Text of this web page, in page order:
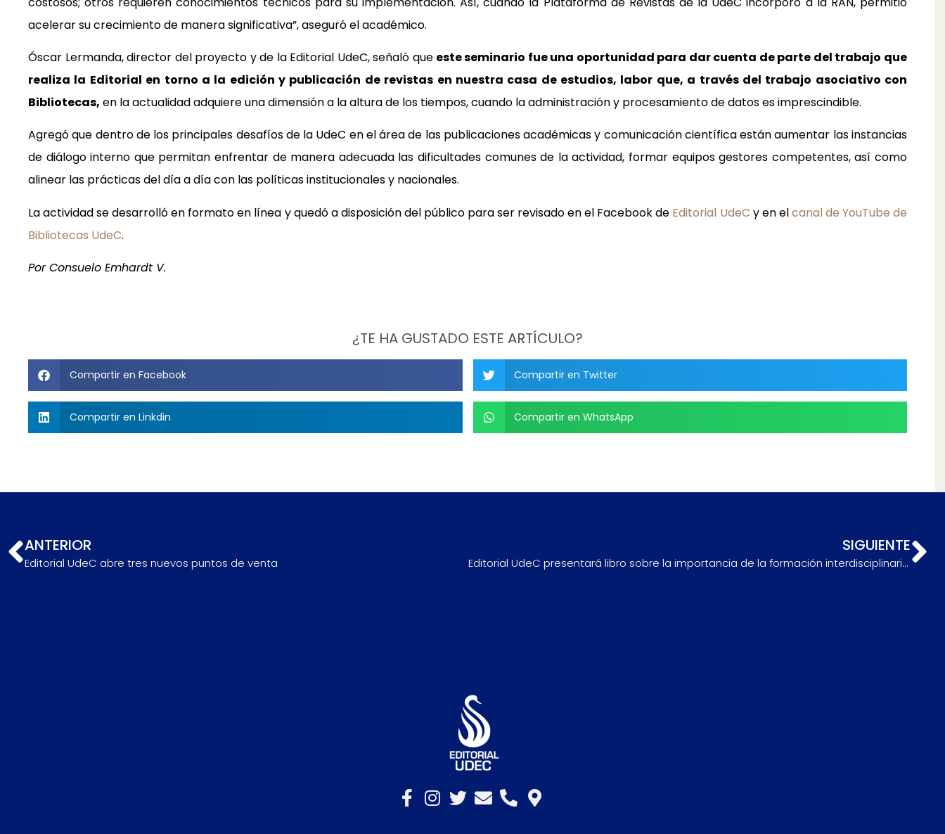
acelerar su crecimiento de manera significativa”, aseguró el académico.
Óscar Lermanda, director del proyecto y de la Editorial UdeC, señaló queeste seminario fue una oportunidad para dar cuenta de parte del trabajo que
realiza la Editorial en torno a la edición y publicación de revistas en nuestra casa de estudios, labor que, a través del trabajo asociativo con
Bibliotecas, en la actualidad adquiere una dimensión a la altura de los tiempos, cuando la administración y procesamiento de datos es imprescindible.
Agregó que dentro de los principales desafíos de la UdeC en el área de las publicaciones académicas y comunicación científica están aumentar las instancias
de diálogo interno que permitan enfrentar de manera adecuada las dificultades comunes de la actividad, formar equipos gestores competentes, así como
alinear las prácticas del día a día con las políticas institucionales y nacionales.
La actividad se desarrolló en formato en línea y quedó a disposición del público para ser revisado en el Facebook de Editorial UdeC y en elcanal de YouTube de
Bibliotecas UdeC.
Por Consuelo Emhardt V.
¿TE HA GUSTADO ESTE ARTÍCULO?
Compartir en Facebook Compartir en Twitter
Compartir en Linkdin Compartir en WhatsApp
ANTERIOR
Editorial UdeC abre tres nuevos puntos de venta
SIGUIENTE
Editorial UdeC presentará libro sobre la importancia de la formación interdisciplinaria en la educación